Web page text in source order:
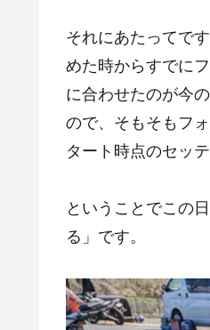
それにあたってで
めた時からすでに
に合わせたのが今
ので、そもそもフ
タート時点のセッ
ということでこの
る」です。